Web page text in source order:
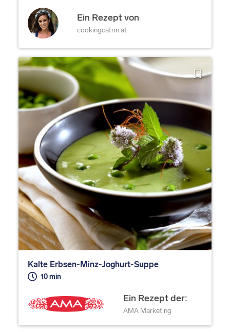
Ein Rezept von
cookingcatrin.at
Kalte Erbsen-Minz-Joghurt-Suppe
10 min
Ein Rezept der:
AMA Marketing